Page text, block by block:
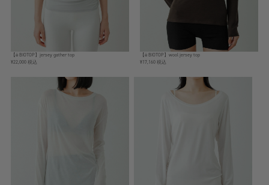
【ё BIOTOP】jersey gather top
¥22,000 税込
【ё BIOTOP】wool jersey top
¥17,160 税込